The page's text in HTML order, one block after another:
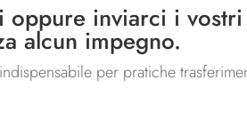
oppure inviarci i
alcun impegno.
per pratiche